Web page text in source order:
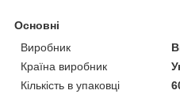
Основні
Виробник
Країна виробник
Кількість в упаковці